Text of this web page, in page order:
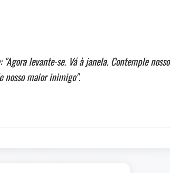
levante-se. Vá à janela. Contemple nosso
nosso maior inimigo".